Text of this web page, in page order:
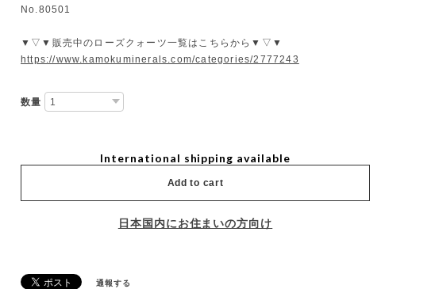
No.80501
▼▽▼販売中のローズクォーツ一覧はこちらから▼▽▼
https://www.kamokuminerals.com/categories/2777243
数量
International shipping available
Add to cart
日本国内にお住まいの方向け
通報する